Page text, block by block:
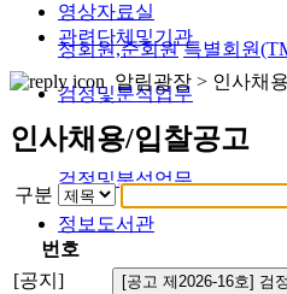
정회원,준회원 특별회원
검정및분석업무
검정및분석업무
정보도서관
영상자료실
관련단체및기관
알림광장 > 인사채
인사채용/입찰공고
구분
번호
[공지]